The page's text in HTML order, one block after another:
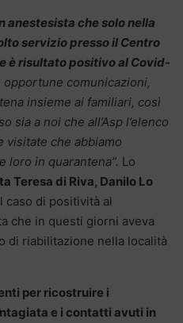
anestesista che solo nella
servizio presso il Centro
è risultato positivo al Covid-
comunicazioni,
insieme ai familiari, così
sia a noi che all’Asp l’elenco
visitate che abbiamo
loro in quarantena”. Lo
Teresa di Riva, Danilo Lo
caso di positività al
che in questi giorni aveva
di riabilitazione nella località
per ricostruire i
e i contatti avuti in